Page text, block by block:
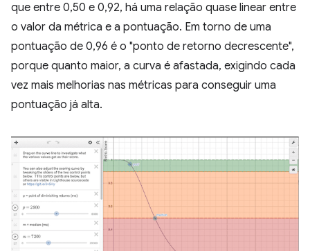
que entre 0,50 e 0,92, há uma relação quase linear entre
o valor da métrica e a pontuação. Em torno de uma
pontuação de 0,96 é o "ponto de retorno decrescente",
porque quanto maior, a curva é afastada, exigindo cada
vez mais melhorias nas métricas para conseguir uma
pontuação já alta.